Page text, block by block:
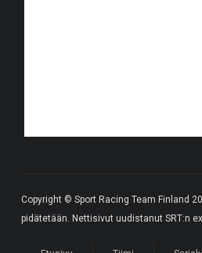
Copyright © Sport Racing Team Finland
pidätetään. Nettisivut uudistanut SRT:n